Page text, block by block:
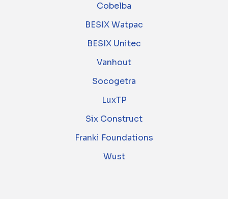
Cobelba
BESIX Watpac
BESIX Unitec
Vanhout
Socogetra
LuxTP
Six Construct
Franki Foundations
Wust